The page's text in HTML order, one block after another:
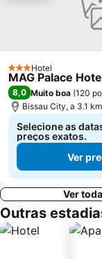
3 Estrelas
Hotel
MAG Palace
8,0 Muito boa (120
Bissau City, a 3.1
Selecione as
preços exatos.
Ver
Ver
Outras